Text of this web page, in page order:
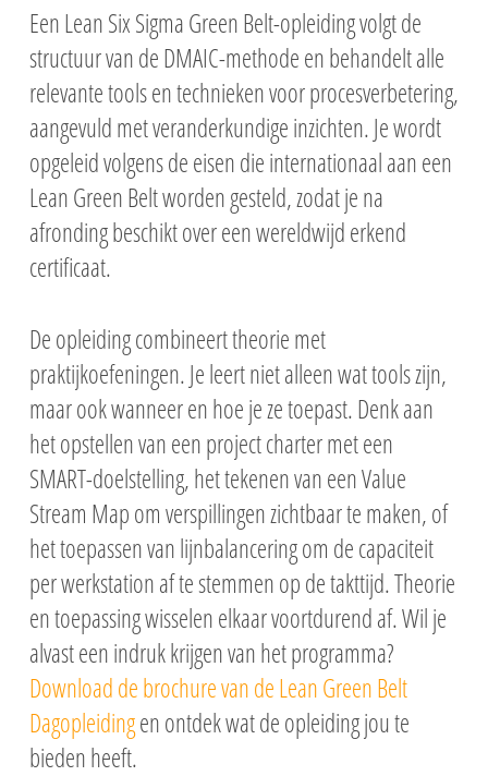
Een Lean Six Sigma Green Belt-opleiding volgt de
structuur van de DMAIC-methode en behandelt alle
relevante tools en technieken voor procesverbetering,
aangevuld met veranderkundige inzichten. Je wordt
opgeleid volgens de eisen die internationaal aan een
Lean Green Belt worden gesteld, zodat je na
afronding beschikt over een wereldwijd erkend
certificaat.
De opleiding combineert theorie met
praktijkoefeningen. Je leert niet alleen wat tools zijn,
maar ook wanneer en hoe je ze toepast. Denk aan
het opstellen van een project charter met een
SMART-doelstelling, het tekenen van een Value
Stream Map om verspillingen zichtbaar te maken, of
het toepassen van lijnbalancering om de capaciteit
per werkstation af te stemmen op de takttijd. Theorie
en toepassing wisselen elkaar voortdurend af. Wil je
alvast een indruk krijgen van het programma?
Download de brochure van de Lean Green Belt
Dagopleidingen ontdek wat de opleiding jou te
bieden heeft.